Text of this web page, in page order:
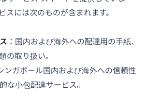
スには次のものが含まれます。
：国内および海外への配達用の手紙、
の取り扱い。
ンガポール国内および海外への信頼性
な小包配達サービス。